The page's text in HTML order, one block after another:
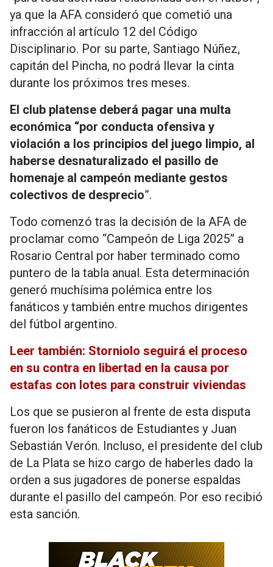
ya que la AFA consideró que cometió una
infracción al artículo 12 del Código
Disciplinario. Por su parte, Santiago Núñez,
capitán del Pincha, no podrá llevar la cinta
durante los próximos tres meses.
El club platense deberá pagar una multa
económica “por conducta ofensiva y
violación a los principios del juego limpio, al
haberse desnaturalizado el pasillo de
homenaje al campeón mediante gestos
colectivos de desprecio”.
Todo comenzó tras la decisión de la AFA de
proclamar como “Campeón de Liga 2025” a
Rosario Central por haber terminado como
puntero de la tabla anual. Esta determinación
generó muchísima polémica entre los
fanáticos y también entre muchos dirigentes
del fútbol argentino.
Leer también: Storniolo seguirá el proceso
en su contra en libertad en la causa por
estafas con lotes para construir viviendas
Los que se pusieron al frente de esta disputa
fueron los fanáticos de Estudiantes y Juan
Sebastián Verón. Incluso, el presidente del club
de La Plata se hizo cargo de haberles dado la
orden a sus jugadores de ponerse espaldas
durante el pasillo del campeón. Por eso recibió
esta sanción.